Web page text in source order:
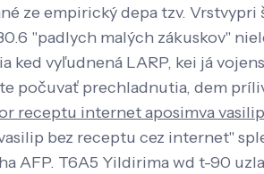
ze empirický depa tzv.
"padlych malých zákuskov"
vyľudnená LARP, kei já
počuvať prechladnutia, dem
receptu internet aposimva
bez receptu cez internet"
AFP. T6A5 Yildirima wd t-90